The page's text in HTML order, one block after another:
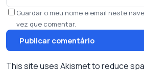
Guardar o meu nome e email neste
vez que comentar.
This site uses Akismet to reduce